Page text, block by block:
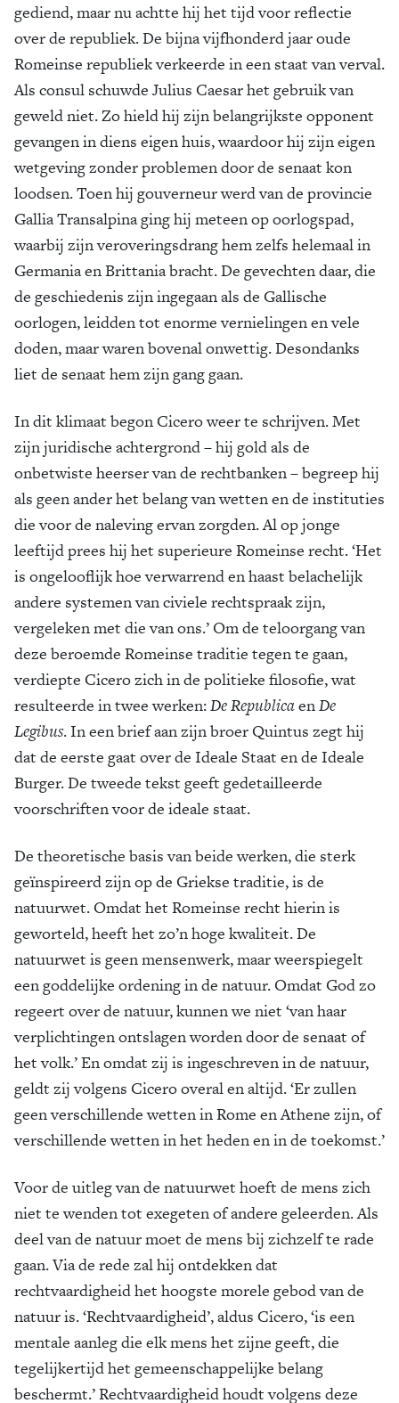
gediend, maar nu achtte hij het tijd voor reflectie
over de republiek. De bijna vijfhonderd jaar oude
Romeinse republiek verkeerde in een staat van verval.
Als consul schuwde Julius Caesar het gebruik van
geweld niet. Zo hield hij zijn belangrijkste opponent
gevangen in diens eigen huis, waardoor hij zijn eigen
wetgeving zonder problemen door de senaat kon
loodsen. Toen hij gouverneur werd van de provincie
Gallia Transalpina ging hij meteen op oorlogspad,
waarbij zijn veroveringsdrang hem zelfs helemaal in
Germania en Brittania bracht. De gevechten daar, die
de geschiedenis zijn ingegaan als de Gallische
oorlogen, leidden tot enorme vernielingen en vele
doden, maar waren bovenal onwettig. Desondanks
liet de senaat hem zijn gang gaan.
In dit klimaat begon Cicero weer te schrijven. Met
zijn juridische achtergrond – hij gold als de
onbetwiste heerser van de rechtbanken – begreep hij
als geen ander het belang van wetten en de instituties
die voor de naleving ervan zorgden. Al op jonge
leeftijd prees hij het superieure Romeinse recht. ‘Het
is ongelooflijk hoe verwarrend en haast belachelijk
andere systemen van civiele rechtspraak zijn,
vergeleken met die van ons.’ Om de teloorgang van
deze beroemde Romeinse traditie tegen te gaan,
verdiepte Cicero zich in de politieke filosofie, wat
resulteerde in twee werken:De RepublicaenDe
Legibus. In een brief aan zijn broer Quintus zegt hij
dat de eerste gaat over de Ideale Staat en de Ideale
Burger. De tweede tekst geeft gedetailleerde
voorschriften voor de ideale staat.
De theoretische basis van beide werken, die sterk
geïnspireerd zijn op de Griekse traditie, is de
natuurwet. Omdat het Romeinse recht hierin is
geworteld, heeft het zo’n hoge kwaliteit. De
natuurwet is geen mensenwerk, maar weerspiegelt
een goddelijke ordening in de natuur. Omdat God zo
regeert over de natuur, kunnen we niet ‘van haar
verplichtingen ontslagen worden door de senaat of
het volk.’ En omdat zij is ingeschreven in de natuur,
geldt zij volgens Cicero overal en altijd. ‘Er zullen
geen verschillende wetten in Rome en Athene zijn, of
verschillende wetten in het heden en in de toekomst.’
Voor de uitleg van de natuurwet hoeft de mens zich
niet te wenden tot exegeten of andere geleerden. Als
deel van de natuur moet de mens bij zichzelf te rade
gaan. Via de rede zal hij ontdekken dat
rechtvaardigheid het hoogste morele gebod van de
natuur is. ‘Rechtvaardigheid’, aldus Cicero, ‘is een
mentale aanleg die elk mens het zijne geeft, die
tegelijkertijd het gemeenschappelijke belang
beschermt.’ Rechtvaardigheid houdt volgens deze